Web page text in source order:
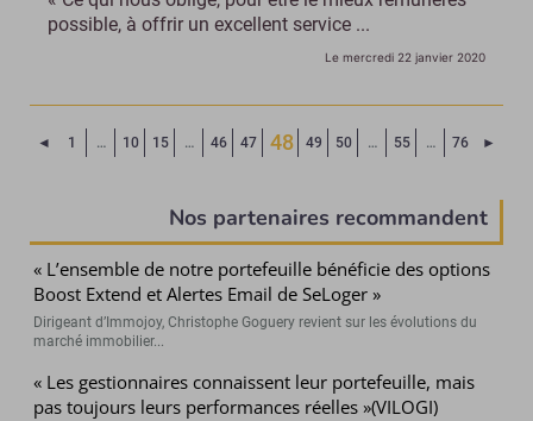
possible, à offrir un excellent service ...
Le mercredi 22 janvier 2020
◄ Page précédente
1 … 10 15 … 46 47
48
49 50 … 55 … 76 ►
Nos partenaires recommandent
« L’ensemble de notre portefeuille bénéficie des options
Boost Extend et Alertes Email de SeLoger »
Dirigeant d’Immojoy, Christophe Goguery revient sur les évolutions du
marché immobilier...
« Les gestionnaires connaissent leur portefeuille, mais
pas toujours leurs performances réelles »(VILOGI)